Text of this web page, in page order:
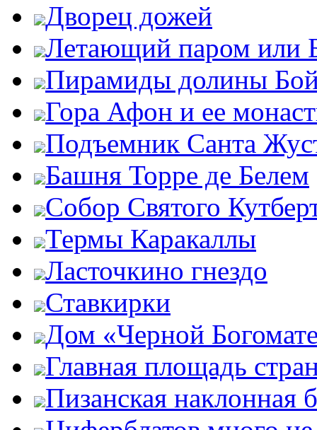
Дворец дожей
Летающий паром или
Пирамиды долины
Гора Афон и ее
Подъемник Санта
Башня Торре де Белем
Собор Святого
Термы Каракаллы
Ласточкино гнездо
Ставкирки
Дом «Черной
Главная площадь
Пизанская наклонная